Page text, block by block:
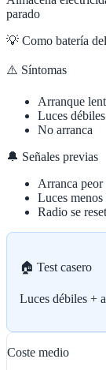
parado
💡 Como batería
⚠️ Síntomas
Arranque
Luces débiles
No arranca
🔔 Señales previas
Arranca
Luces
Radio se
🏠 Test casero
Luces débiles +
Coste medio